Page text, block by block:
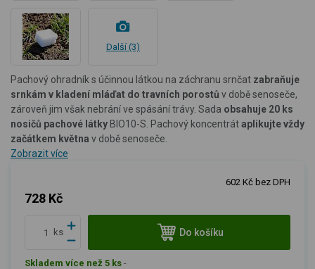
Další (3)
Pachový ohradník s účinnou látkou na záchranu srnčat zabraňuje
srnkám v kladení mláďat do travních porostů v době senoseče,
zároveň jim však nebrání ve spásání trávy. Sada obsahuje 20 ks
nosičů pachové látky BIO10-S. Pachový koncentrátaplikujte vždy
začátkem května v době senoseče.
Zobrazit více
728 Kč
602 Kč bez DPH
ks Do košíku
Skladem více než 5 ks -